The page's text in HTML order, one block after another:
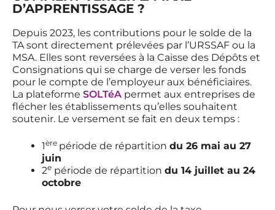
D’APPRENTISSAGE ?
Depuis 2023, les contributions pour le solde de la
TA sont directement prélevées par l’URSSAF ou la
MSA. Elles sont reversées à la Caisse des Dépôts et
Consignations qui se charge de verser les fonds
pour le compte de l’employeur aux bénéficiaires.
La plateforme SOLTéA permet aux entreprises de
flécher les établissements qu’elles souhaitent
soutenir. Le versement se fait en deux temps :
1ère période de répartition du 26 mai au 27
juin
2e période de répartition du 14 juillet au 24
octobre